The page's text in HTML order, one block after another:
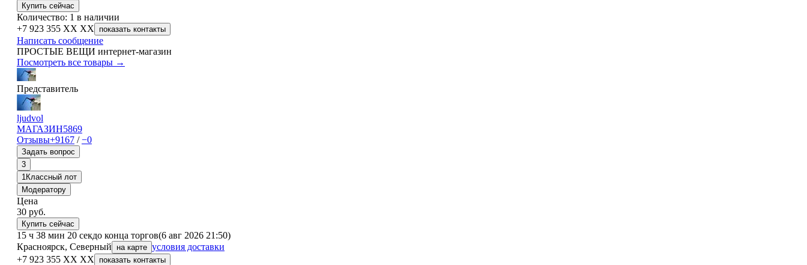
Купить сейчас
Количество: 1 в наличии
+7 923 355 XX XX
показать контакты
Написать сообщение
ПРОСТЫЕ ВЕЩИ интернет-магазин
Посмотреть все товары →
Представитель
ljudvol
МАГАЗИН5869
Отзывы+9167/−0
Задать вопрос
3
1 Классный лот
Модератору
Цена
30 руб.
Купить сейчас
15 ч 38 мин 20 секдо конца торгов(6 авг 2026 21:50)
Красноярск, Северный
на карте условия доставки
+7 923 355 XX XX
показать контакты